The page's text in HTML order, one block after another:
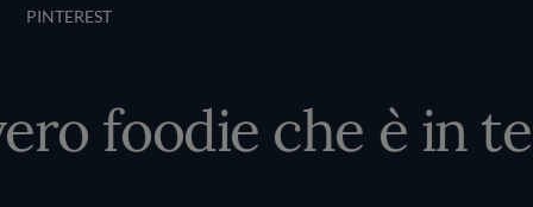
PINTEREST
foodie che è in te